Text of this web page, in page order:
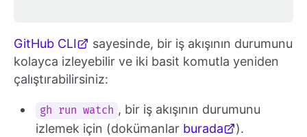
GitHub CLI
sayesinde, bir iş akışının durumunu
kolayca izleyebilir ve iki basit komutla yeniden
çalıştırabilirsiniz:
gh run watch , bir iş akışının durumunu
izlemek için (dokümanlar burada ).